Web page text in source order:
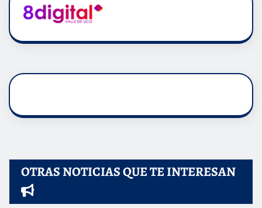
OTRAS NOTICIAS QUE TE INTERESAN